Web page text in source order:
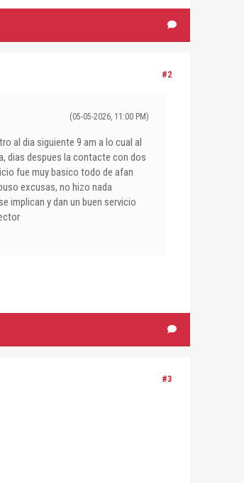
#2
(05-05-2026, 11:00 PM)
al dia siguiente 9 am a lo cual al
dias despues la contacte con dos
fue muy basico todo de afan
excusas, no hizo nada
implican y dan un buen servicio
#3